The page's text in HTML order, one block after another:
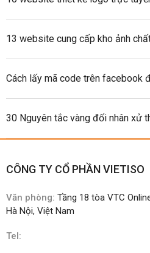
13 website cung cấp kho ảnh
Cách lấy mã code trên facebook
30 Nguyên tắc vàng đối nhân xử
CÔNG TY CỔ PHẦN VIETISO
Văn phòng: Tầng 18 tòa VTC
Hà Nội, Việt Nam
Tel: